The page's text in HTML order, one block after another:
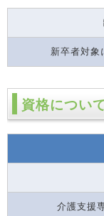
新卒者対象
資格につい
介護支援